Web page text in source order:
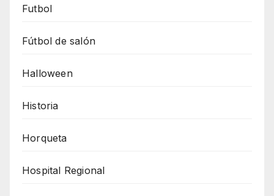
Futbol
Fútbol de salón
Halloween
Historia
Horqueta
Hospital Regional